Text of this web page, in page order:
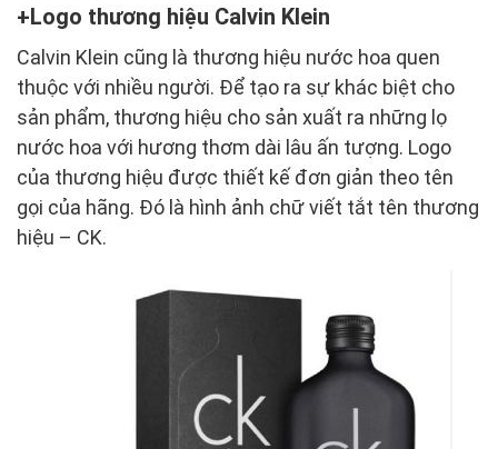
Logo thương hiệu Calvin Klein
Calvin Klein cũng là thương hiệu nước hoa quen
thuộc với nhiều người. Để tạo ra sự khác biệt cho
sản phẩm, thương hiệu cho sản xuất ra những lọ
nước hoa với hương thơm dài lâu ấn tượng. Logo
của thương hiệu được thiết kế đơn giản theo tên
gọi của hãng. Đó là hình ảnh chữ viết tắt tên thương
hiệu – CK.